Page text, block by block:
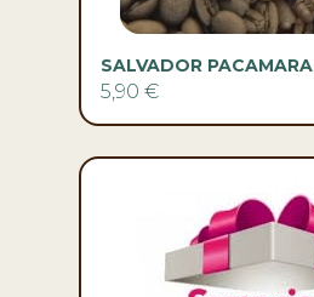
SALVADOR PACAMARA
5,90 €